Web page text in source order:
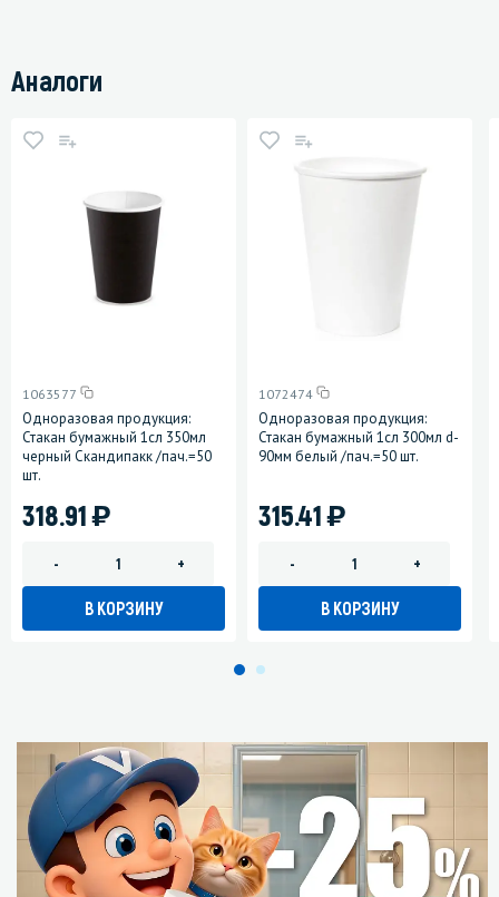
Аналоги
1063577
Одноразовая продукция:
Стакан бумажный 1сл 350мл
черный Скандипакк /пач.=50
шт.
318.91)
- +
В КОРЗИНУ
1072474
Одноразовая продукция:
Стакан бумажный 1сл 300мл d-
90мм белый /пач.=50 шт.
315.41)
- +
В КОРЗИНУ